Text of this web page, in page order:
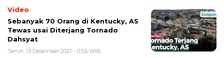
Video
Sebanyak 70 Orang di Kentucky, AS
Tewas usai Diterjang Tornado
Dahsyat
Senin, 13 Desember 2021 - 11:55 WIB